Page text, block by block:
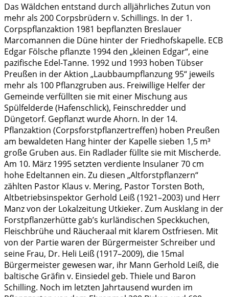
Das Wäldchen entstand durch alljährliches Zutun von
mehr als 200 Corpsbrüdern v. Schillings. In der 1.
Corpspflanzaktion 1981 bepflanzten Breslauer
Marcomannen die Düne hinter der Friedhofskapelle. ECB
Edgar Fölsche pflanzte 1994 den „kleinen Edgar“, eine
pazifische Edel-Tanne. 1992 und 1993 hoben Tübser
Preußen in der Aktion „Laubbaumpflanzung 95“ jeweils
mehr als 100 Pflanzgruben aus. Freiwillige Helfer der
Gemeinde verfüllten sie mit einer Mischung aus
Spülfelderde (Hafenschlick), Feinschredder und
Düngetorf. Gepflanzt wurde Ahorn. In der 14.
Pflanzaktion (Corpsforstpflanzertreffen) hoben Preußen
am bewaldeten Hang hinter der Kapelle sieben 1,5 m³
große Gruben aus. Ein Radlader füllte sie mit Mischerde.
Am 10. März 1995 setzten verdiente Insulaner 70 cm
hohe Edeltannen ein. Zu diesen „Altforstpflanzern“
zählten Pastor Klaus v. Mering, Pastor Torsten Both,
Altbetriebsinspektor Gerhold Leiß (1921–2003) und Herr
Manz von der Lokalzeitung Utkieker. Zum Ausklang in der
Forstpflanzerhütte gab’s kurländischen Speckkuchen,
Fleischbrühe und Räucheraal mit klarem Ostfriesen. Mit
von der Partie waren der Bürgermeister Schreiber und
seine Frau, Dr. Heli Leiß (1917–2009), die 15mal
Bürgermeister gewesen war, ihr Mann Gerhold Leiß, die
baltische Gräfin v. Einsiedel geb. Thiele und Baron
Schilling. Noch im letzten Jahrtausend wurden im